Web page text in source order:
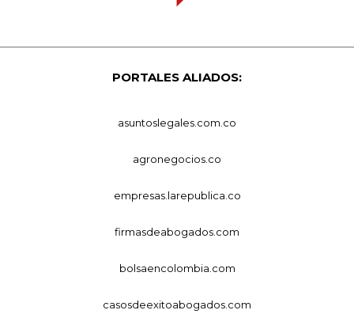
PORTALES ALIADOS:
asuntoslegales.com.co
agronegocios.co
empresas.larepublica.co
firmasdeabogados.com
bolsaencolombia.com
casosdeexitoabogados.com